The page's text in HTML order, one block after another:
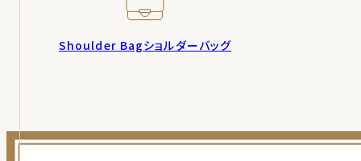
Shoulder Bagショルダーバッグ